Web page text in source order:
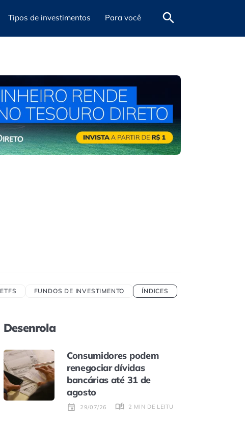
Tipos de investimentos Para você
ETFS FUNDOS DE INVESTIMENTO ÍNDICES
Desenrola
Consumidores podem
renegociar dívidas
bancárias até 31 de
agosto
29/07/26 2 MIN DE LEITURA